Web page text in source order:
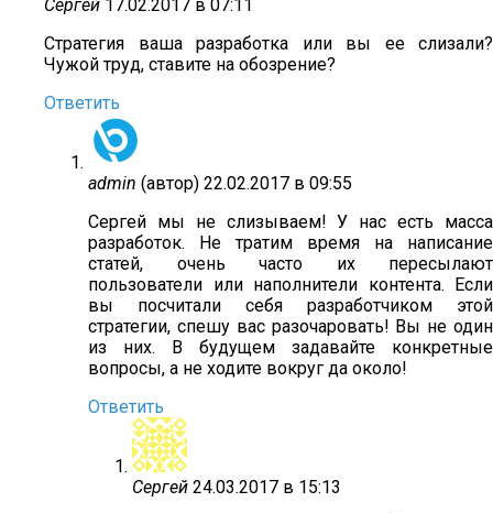
Сергей 17.02.2017 в 07:11
Стратегия ваша разработка или вы ее слизали?
Чужой труд, ставите на обозрение?
Ответить
admin (автор) 22.02.2017 в 09:55
Сергей мы не слизываем! У нас есть масса
разработок. Не тратим время на написание
статей, очень часто их пересылают
пользователи или наполнители контента. Если
вы посчитали себя разработчиком этой
стратегии, спешу вас разочаровать! Вы не один
из них. В будущем задавайте конкретные
вопросы, а не ходите вокруг да около!
Ответить
Сергей 24.03.2017 в 15:13